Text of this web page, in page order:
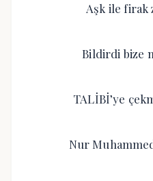
Aşk ile firak
Bildirdi bize
TALİBİ’ye
Nur